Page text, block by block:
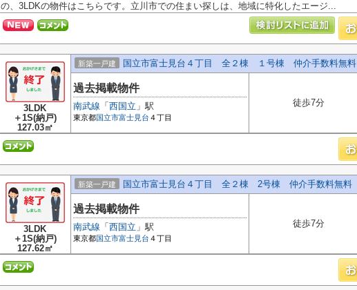
の、3LDKの物件はこちらです。立川市での住まい探しは、地域に特化したエージ...
3LDK
＋1S(納戸)
127.03㎡
新築一戸建 国立市富士見台４丁目 全２棟 １号棟 仲介手数料無料
過去掲載物件
南武線 「 西国立 」駅
東京都国立市富士見台 ４丁目
徒歩7分
3LDK
＋1S(納戸)
127.62㎡
新築一戸建 国立市富士見台４丁目 全２棟 2号棟 仲介手数料無料
過去掲載物件
南武線 「 西国立 」駅
東京都国立市富士見台 ４丁目
徒歩7分